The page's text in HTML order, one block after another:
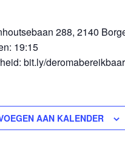
288, 2140
19:15
bit.ly/
AAN KALENDER